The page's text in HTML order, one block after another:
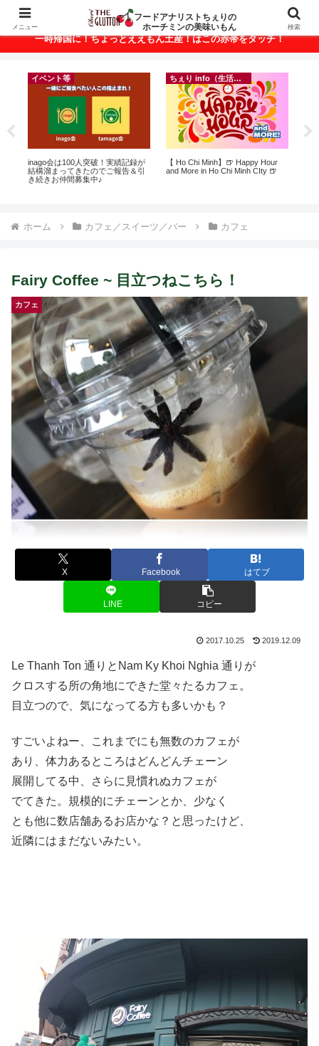
ベトナム・ホーチミンの美味いもんが満載！
一時帰国に！ちょっとええもん土産！はこの赤帯をタッチ！
イベント等
inago会は100人突破！実績記録が
結構溜まってきたのでご報告＆引
き続きお仲間募集中♪
ちぇり info（生活情報）
【 Ho Chi Minh】🍺 Happy Hour
and More in Ho Chi Minh CIty 🍺
ホーム カフェ／スイーツ／バー カフェ
Fairy Coffee ~ 目立つねこちら！
カフェ
X Facebook はてブ
LINE コピー
2017.10.25 2019.12.09
Le Thanh Ton 通りとNam Ky Khoi Nghia 通りが
クロスする所の角地にできた堂々たるカフェ。
目立つので、気になってる方も多いかも？
すごいよねー、これまでにも無数のカフェが
あり、体力あるところはどんどんチェーン
展開してる中、さらに見慣れぬカフェが
でてきた。規模的にチェーンとか、少なく
とも他に数店舗あるお店かな？と思ったけど、
近隣にはまだないみたい。
メニュー
フードアナリストちぇりの
ホーチミンの美味いもん
検索